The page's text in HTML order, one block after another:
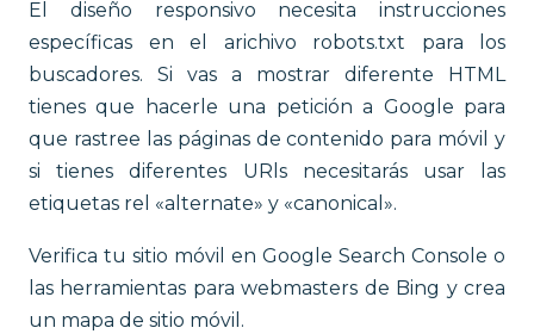
El diseño responsivo necesita instrucciones
específicas en el arichivo robots.txt para los
buscadores. Si vas a mostrar diferente HTML
tienes que hacerle una petición a Google para
que rastree las páginas de contenido para móvil y
si tienes diferentes URls necesitarás usar las
etiquetas rel «alternate» y «canonical».
Verifica tu sitio móvil en Google Search Console o
las herramientas para webmasters de Bing y crea
un mapa de sitio móvil.